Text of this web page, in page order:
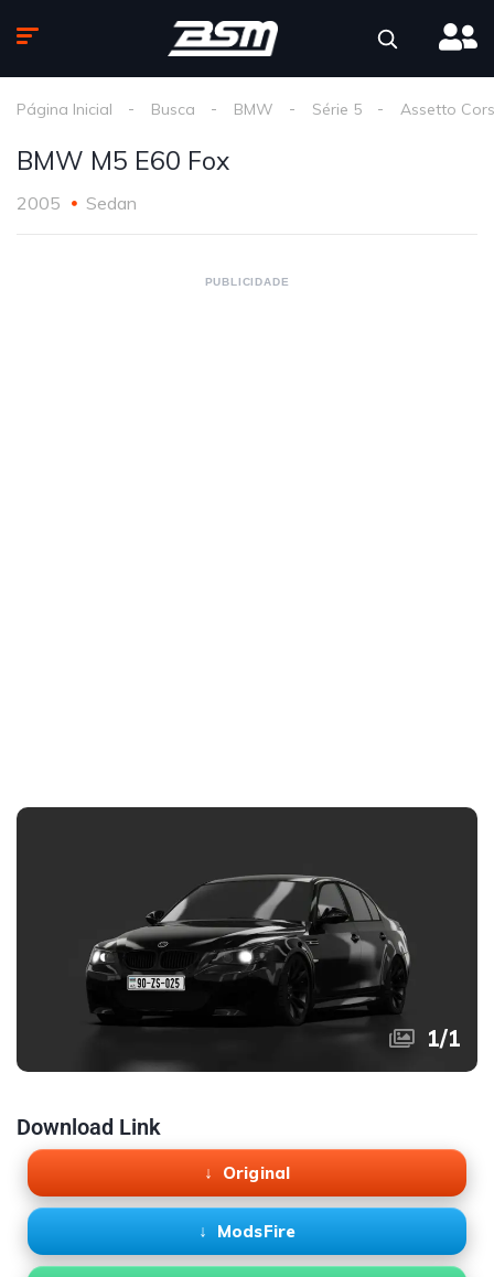
Página Inicial Busca BMW Série 5 Assetto
BMW M5 E60 Fox
2005 Sedan
PUBLICIDADE
1/1
Download Link
Original
ModsFire